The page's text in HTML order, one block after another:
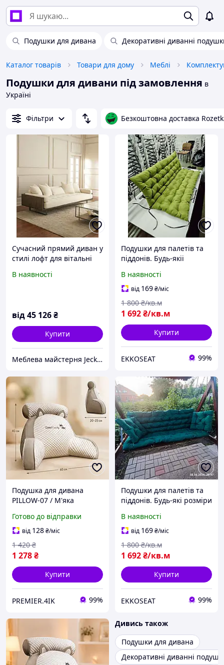
Подушки для дивана Декоративні диванні
Каталог товарів Товари для дому Меблі
Подушки для дивани під замовлення в
Україні
Фільтри Безкоштовна доставка
Сучасний прямий диван у
стилі лофт для вітальні
дерев'яний з подушками,
В наявності
від45 126₴
Купити
Меблева майстерня JecksonLOFT
Подушки для палетів та
піддонів. Будь-якіі
Тканини меблеві, є і
водонепроникні. TM
EKKOSEAT
В наявності
від 169₴/міс
1 692₴/кв.м
1 800 ₴/кв.м
Купити
EKKOSEAT 99%
Подушка для дивана
PILLOW-07 / М'яка
Ортопедична подушка
під спину
Готово до відправки
від 128₴/міс
1 278₴
1 420 ₴
Купити
PREMIER.4IK 99%
Подушки для палетів та
піддонів. Будь-які розміри
меблеві, є і
водонепроникні. TM
EKKOSEAT
В наявності
від 169₴/міс
1 692₴/кв.м
1 800 ₴/кв.м
Купити
EKKOSEAT 99%
Дивись також
Подушки для дивана
Декоративні диванні